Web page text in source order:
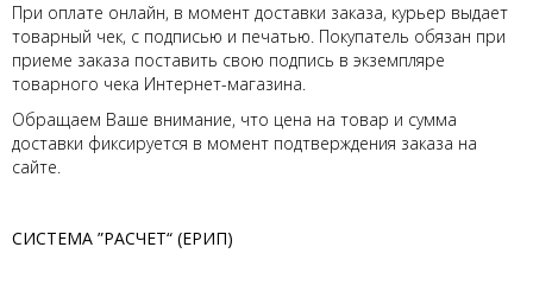
При оплате онлайн, в момент доставки заказа, курьер выдает
товарный чек, с подписью и печатью. Покупатель обязан при
приеме заказа поставить свою подпись в экземпляре
товарного чека Интернет-магазина.
Обращаем Ваше внимание, что цена на товар и сумма
доставки фиксируется в момент подтверждения заказа на
сайте.
СИСТЕМА ”РАСЧЕТ“ (ЕРИП)